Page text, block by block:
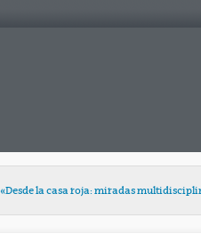
la casa roja: miradas